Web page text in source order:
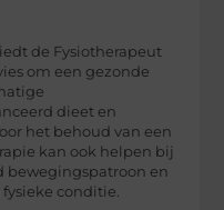
de Fysiotherapeut
om een gezonde
dieet en
het behoud van een
kan ook helpen bij
bewegingspatroon en
conditie.